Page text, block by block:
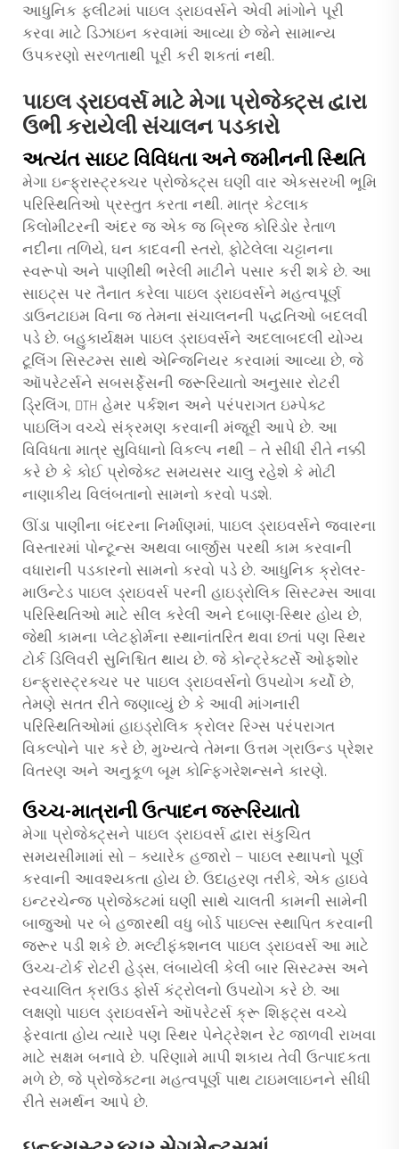
આધુનિક ફ્લીટમાં પાઇલ ડ્રાઇવર્સને એવી માંગોને પૂરી
કરવા માટે ડિઝાઇન કરવામાં આવ્યા છે જેને સામાન્ય
ઉપકરણો સરળતાથી પૂરી કરી શકતાં નથી.
પાઇલ ડ્રાઇવર્સ માટે મેગા પ્રોજેક્ટ્સ દ્વારા
ઉભી કરાયેલી સંચાલન પડકારો
અત્યંત સાઇટ વિવિધતા અને જમીનની સ્થિતિ
મેગા ઇન્ફ્રાસ્ટ્રક્ચર પ્રોજેક્ટ્સ ઘણી વાર એકસરખી ભૂમિ
પરિસ્થિતિઓ પ્રસ્તુત કરતા નથી. માત્ર કેટલાક
કિલોમીટરની અંદર જ એક જ બ્રિજ કોરિડોર રેતાળ
નદીના તળિયે, ઘન કાદવની સ્તરો, ફોટેલેલા ચટ્ટાનના
સ્વરૂપો અને પાણીથી ભરેલી માટીને પસાર કરી શકે છે. આ
સાઇટ્સ પર તૈનાત કરેલા પાઇલ ડ્રાઇવર્સને મહત્વપૂર્ણ
ડાઉનટાઇમ વિના જ તેમના સંચાલનની પદ્ધતિઓ બદલવી
પડે છે. બહુકાર્યક્ષમ પાઇલ ડ્રાઇવર્સને અદલાબદલી યોગ્ય
ટૂલિંગ સિસ્ટમ્સ સાથે એન્જિનિયર કરવામાં આવ્યા છે, જે
ઑપરેટર્સને સબસર્ફેસની જરૂરિયાતો અનુસાર રોટરી
ડ્રિલિંગ, DTH હેમર પર્કશન અને પરંપરાગત ઇમ્પેક્ટ
પાઇલિંગ વચ્ચે સંક્રમણ કરવાની મંજૂરી આપે છે. આ
વિવિધતા માત્ર સુવિધાનો વિકલ્પ નથી — તે સીધી રીતે નક્કી
કરે છે કે કોઈ પ્રોજેક્ટ સમયસર ચાલુ રહેશે કે મોટી
નાણાકીય વિલંબતાનો સામનો કરવો પડશે.
ઊંડા પાણીના બંદરના નિર્માણમાં, પાઇલ ડ્રાઇવર્સને જ્વારના
વિસ્તારમાં પોન્ટૂન્સ અથવા બાર્જીસ પરથી કામ કરવાની
વધારાની પડકારનો સામનો કરવો પડે છે. આધુનિક ક્રોલર-
માઉન્ટેડ પાઇલ ડ્રાઇવર્સ પરની હાઇડ્રોલિક સિસ્ટમ્સ આવા
પરિસ્થિતિઓ માટે સીલ કરેલી અને દબાણ-સ્થિર હોય છે,
જેથી કામના પ્લેટફોર્મના સ્થાનાંતરિત થવા છતાં પણ સ્થિર
ટોર્ક ડિલિવરી સુનિશ્ચિત થાય છે. જે કોન્ટ્રેક્ટર્સે ઓફશોર
ઇન્ફ્રાસ્ટ્રક્ચર પર પાઇલ ડ્રાઇવર્સનો ઉપયોગ કર્યો છે,
તેમણે સતત રીતે જણાવ્યું છે કે આવી માંગનારી
પરિસ્થિતિઓમાં હાઇડ્રોલિક ક્રોલર રિગ્સ પરંપરાગત
વિકલ્પોને પાર કરે છે, મુખ્યત્વે તેમના ઉત્તમ ગ્રાઉન્ડ પ્રેશર
વિતરણ અને અનુકૂળ બૂમ કોન્ફિગરેશન્સને કારણે.
ઉચ્ચ-માત્રાની ઉત્પાદન જરૂરિયાતો
મેગા પ્રોજેક્ટ્સને પાઇલ ડ્રાઇવર્સ દ્વારા સંકુચિત
સમયસીમામાં સો — ક્યારેક હજારો — પાઇલ સ્થાપનો પૂર્ણ
કરવાની આવશ્યકતા હોય છે. ઉદાહરણ તરીકે, એક હાઇવે
ઇન્ટરચેન્જ પ્રોજેક્ટમાં ઘણી સાથે ચાલતી કામની સામેની
બાજુઓ પર બે હજારથી વધુ બોર્ડ પાઇલ્સ સ્થાપિત કરવાની
જરૂર પડી શકે છે. મલ્ટીફંક્શનલ પાઇલ ડ્રાઇવર્સ આ માટે
ઉચ્ચ-ટોર્ક રોટરી હેડ્સ, લંબાયેલી કેલી બાર સિસ્ટમ્સ અને
સ્વચાલિત ક્રાઉડ ફોર્સ કંટ્રોલનો ઉપયોગ કરે છે. આ
લક્ષણો પાઇલ ડ્રાઇવર્સને ઑપરેટર્સ ક્રૂ શિફ્ટ્સ વચ્ચે
ફેરવાતા હોય ત્યારે પણ સ્થિર પેનેટ્રેશન રેટ જાળવી રાખવા
માટે સક્ષમ બનાવે છે. પરિણામે માપી શકાય તેવી ઉત્પાદકતા
મળે છે, જે પ્રોજેક્ટના મહત્વપૂર્ણ પાથ ટાઇમલાઇનને સીધી
રીતે સમર્થન આપે છે.